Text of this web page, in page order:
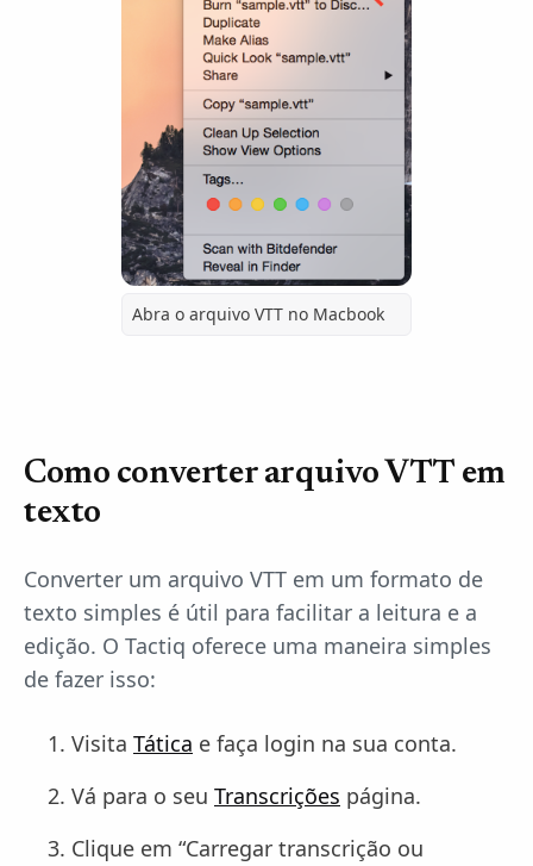
Abra o arquivo VTT no Macbook
Como converter arquivo VTT em
texto
Converter um arquivo VTT em um formato de
texto simples é útil para facilitar a leitura e a
edição. O Tactiq oferece uma maneira simples
de fazer isso:
Visita Tática e faça login na sua conta.
Vá para o seu Transcrições página.
Clique em “Carregar transcrição ou